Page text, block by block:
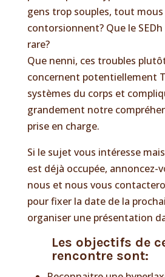
gens trop souples, tout
contorsionnent? Que le
rare?
Que nenni, ces troubles
concernent potentiellement
systèmes du corps et
grandement notre
prise en charge.
Si le sujet vous intéresse
est déjà occupée, annoncez-
nous et nous vous
pour fixer la date de la
organiser une présentation
Les objectifs de
rencontre sont: